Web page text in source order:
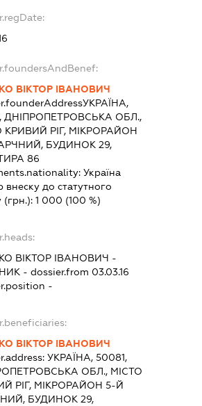
ВІКТОР ІВАНОВИЧ
УКРАЇНА,
ДНІПРОПЕТРОВСЬКА ОБЛ.,
КРИВИЙ РІГ, МІКРОРАЙОН
БУДИНОК 29,
86
Україна
внеску до статутного
1 000 (100 %)
ВІКТОР ІВАНОВИЧ -
- dossier.from 03.03.16
-
ВІКТОР ІВАНОВИЧ
УКРАЇНА, 50081,
ОБЛ., МІСТО
РІГ, МІКРОРАЙОН 5-Й
БУДИНОК 29,